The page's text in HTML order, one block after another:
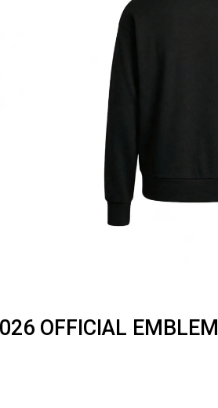
OFFICIAL EMBLEM